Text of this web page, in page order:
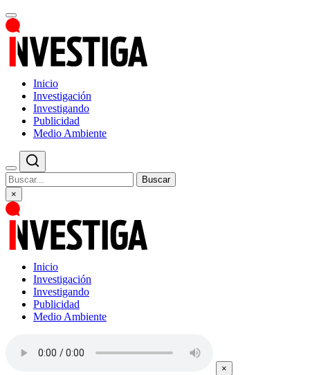
Inicio
Investigación
Investigando
Publicidad
Medio Ambiente
Buscar
×
Inicio
Investigación
Investigando
Publicidad
Medio Ambiente
×